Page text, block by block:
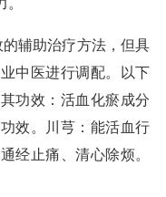
辅助治疗方法，但具
中医进行调配。以下
功效：活血化瘀成分
效。川芎：能活血行
经止痛、清心除烦。